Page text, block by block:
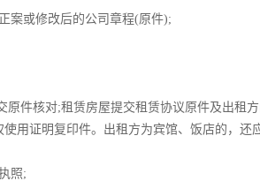
案或修改后的公司章程(原件);
原件核对;租赁房屋提交租赁协议原件及出租
用证明复印件。出租方为宾馆、饭店的，还
照;